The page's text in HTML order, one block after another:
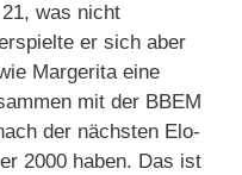
was nicht
er sich aber
Margerita eine
mit der BBEM
der nächsten Elo-
2000 haben. Das ist